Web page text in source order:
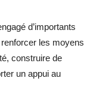
d’importants
les moyens
construire de
un appui au